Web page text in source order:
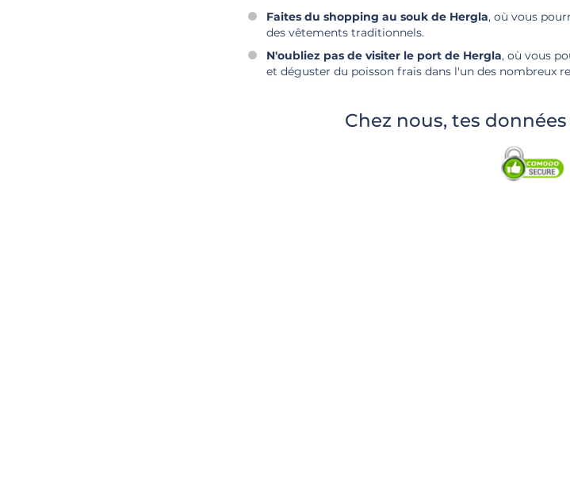
Faites du shopping au souk de Hergla, où vous
des vêtements traditionnels.
N'oubliez pas de visiter le port de Hergla, où vous
et déguster du poisson frais dans l'un des nombreux
Chez nous, tes